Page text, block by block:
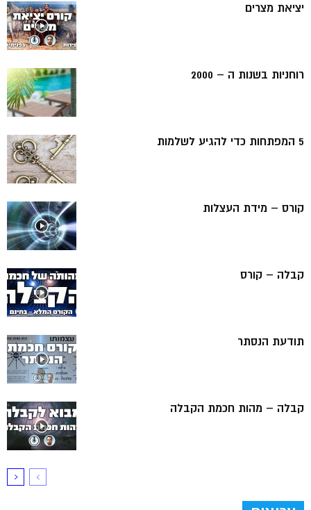
יציאת מצרים
רוחניות בשנות ה – 2000
5 המפתחות כדי להגיע לשלמות
קורס – מידת העצלות
קבלה – קורס
תודעת הנסתר
קבלה – מהות חכמת הקבלה